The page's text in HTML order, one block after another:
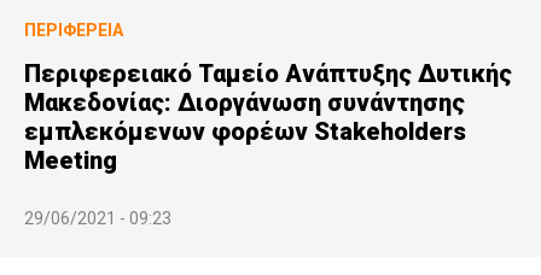
ΠΕΡΙΦΈΡΕΙΑ
Περιφερειακό Ταμείο Ανάπτυξης Δυτικής
Μακεδονίας: Διοργάνωση συνάντησης
εμπλεκόμενων φορέων Stakeholders
Meeting
29/06/2021 - 09:23